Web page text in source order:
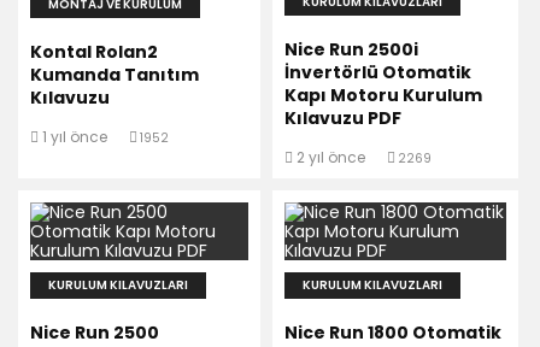
MONTAJ VE KURULUM
Kontal Rolan2
Kumanda Tanıtım
Kılavuzu
1 yıl önce 1952
Nice Run 2500i
İnvertörlü Otomatik
Kapı Motoru Kurulum
Kılavuzu PDF
2 yıl önce 2269
KURULUM KILAVUZLARI
Nice Run 2500
KURULUM KILAVUZLARI
Nice Run 1800 Otomatik